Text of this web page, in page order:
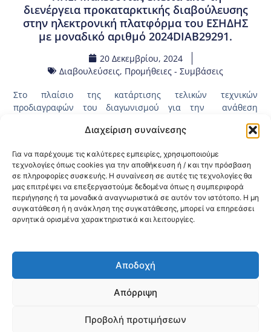
Διαχείριση συναίνεσης
Για να παρέχουμε τις καλύτερες εμπειρίες, χρησιμοποιούμε
τεχνολογίες όπως cookies για την αποθήκευση ή / και την πρόσβαση
σε πληροφορίες συσκευής. Η συναίνεση σε αυτές τις τεχνολογίες θα
μας επιτρέψει να επεξεργαστούμε δεδομένα όπως η συμπεριφορά
περιήγησης ή τα μοναδικά αναγνωριστικά σε αυτόν τον ιστότοπο. Η μη
συγκατάθεση ή η ανάκληση της συγκατάθεσης, μπορεί να επηρεάσει
αρνητικά ορισμένα χαρακτηριστικά και λειτουργίες.
Αποδοχή
Απόρριψη
Προβολή προτιμήσεων
διενέργεια προκαταρκτικής διαβούλευσης
στην ηλεκτρονική πλατφόρμα του ΕΣΗΔΗΣ
με μοναδικό αριθμό 2024DIAB29291.
20 Δεκεμβρίου, 2024
Διαβουλεύσεις, Προμήθειες - Συμβάσεις
Στο πλαίσιο της κατάρτισης τελικών τεχνικών
προδιαγραφών του διαγωνισμού για την ανάθεση
προς κάλυψη των αναγκών της 3ης ΥΠΕ Μακεδονίας
προδιαγραφώνόπως έχει επικυρωθεί με την υπ΄αριθμ.
62081/20.12.2024 (ΑΔΑ:6ΞΠ2ΟΡΕΠ-0ΥΤ ) Απόφαση της 3ης
Υ.ΠΕ. Μακεδονίας έπειτα από τη διενέργεια προκαταρκτικής
διαβούλευσης στην ηλεκτρονική πλατφόρμα του ΕΣΗΔΗΣ
με μοναδικό αριθμό 2024DIAB29291.
@2026 3ype.gr All rights reserved
Θεσσαλονίκη, ΕλλάδαΤηλ: +30 2311 226 200
00015 Website Visits: 1598255